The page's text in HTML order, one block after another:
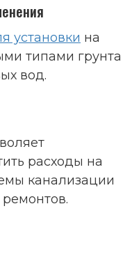
установки на
типами грунта
вод.
расходы на
канализации
ремонтов.